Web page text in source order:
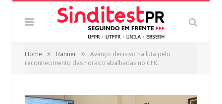
Home » Banner »
Avanço decisivo na luta pelo
reconhecimento das horas trabalhadas no CHC